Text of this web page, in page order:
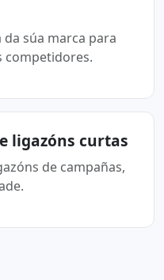
da súa marca para
competidores.
ligazóns curtas
de campañas,